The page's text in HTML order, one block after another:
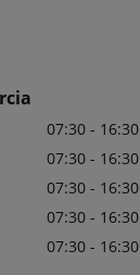
07:30 - 16:30
07:30 - 16:30
07:30 - 16:30
07:30 - 16:30
07:30 - 16:30